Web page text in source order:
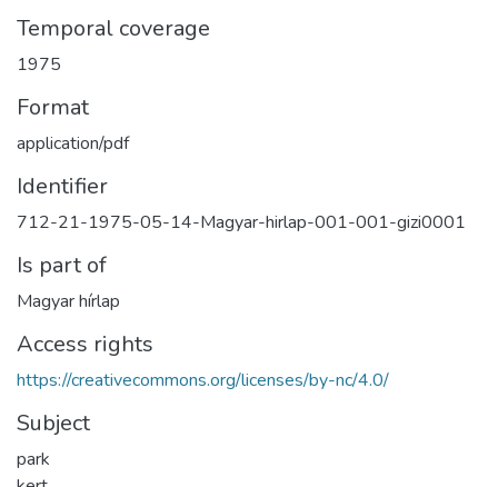
Temporal coverage
1975
Format
application/pdf
Identifier
712-21-1975-05-14-Magyar-hirlap-001-001-gizi0001
Is part of
Magyar hírlap
Access rights
https://creativecommons.org/licenses/by-nc/4.0/
Subject
park